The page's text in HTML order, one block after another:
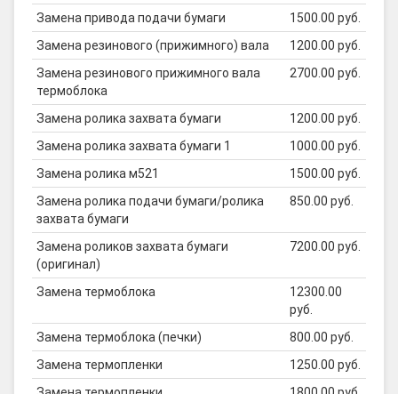
Замена привода подачи бумаги
1500.00 руб.
Замена резинового (прижимного) вала
1200.00 руб.
Замена резинового прижимного вала
термоблока
2700.00 руб.
Замена ролика захвата бумаги
1200.00 руб.
Замена ролика захвата бумаги 1
1000.00 руб.
Замена ролика м521
1500.00 руб.
Замена ролика подачи бумаги/ролика
захвата бумаги
850.00 руб.
Замена роликов захвата бумаги
(оригинал)
7200.00 руб.
Замена термоблока
12300.00
руб.
Замена термоблока (печки)
800.00 руб.
Замена термопленки
1250.00 руб.